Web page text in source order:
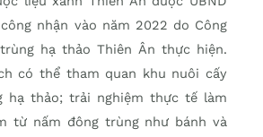
nhận vào năm 2022 do Công
hạ thảo Thiên Ân thực hiện.
có thể tham quan khu nuôi cấy
hạ thảo; trải nghiệm thực tế làm
từ nấm đông trùng như bánh và